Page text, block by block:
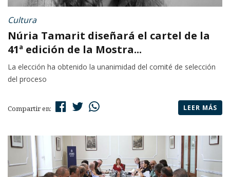
Cultura
Núria Tamarit diseñará el cartel de la
41ª edición de la Mostra...
La elección ha obtenido la unanimidad del comité de selección
del proceso
Compartir en: LEER MÁS